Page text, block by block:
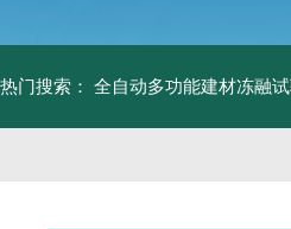
热门搜索： 全自动多功能建材冻融试